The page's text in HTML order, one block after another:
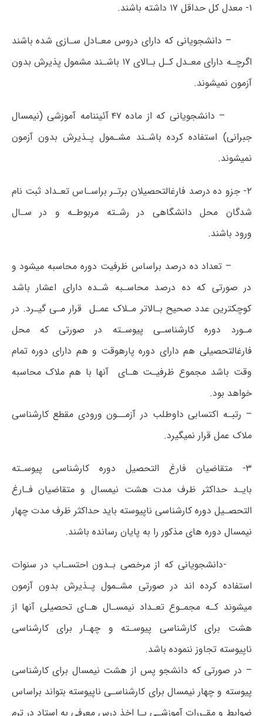
۱- معدل کل حداقل ۱۷ داشته باشند.
– دانشجویانی که دارای دروس معـادل سـازی شده باشند
اگرچـه دارای معـدل کـل بـالای ۱۷ باشـند مشمول پذیرش بدون
آزمون نمیشوند.
– دانشجویانی که از ماده ۴۷ آئیننامه آموزشی (نیمسال
جبرانی) استفاده کرده باشـند مشـمول پـذیرش بدون آزمون
نمیشوند.
۲- جزو ده درصد فارغالتحصیلان برتـر براسـاس تعـداد ثبت نام
شدگان محل دانشگاهی در رشـته مربوطـه و در سـال
ورود باشند.
– تعداد ده درصد براساس ظرفیت دوره محاسبه میشود و
در صورتی که ده درصد محاسـبه شـده دارای اعشار باشد
کوچکترین عدد صحیح بـالاتر مـلاک عمـل قرار مـی گیـرد. در
مـورد دوره کارشناسـی پیوسـته در صورتی که محل
فارغالتحصیلی هم دارای دوره پارهوقت و هم دارای دوره تمام
وقت باشد مجموع ظرفیـت هـای آنها با هم ملاک محاسبه
خواهد بود.
– رتبـه اکتسابی داوطلب در آزمــون ورودی مقطع کارشناسی
ملاک عمل قرار نمیگیرد.
۳- متقاضیان فارغ التحصیل دوره کارشناسی پیوسـته
بایـد حداکثر ظرف مدت هشت نیمسال و متقاضیان فـارغ
التحصـیل دوره کارشناسی ناپیوسته باید حداکثر ظرف مدت چهار
نیمسال دوره های مذکور را به پایان رسانده باشند.
-دانشجویانی که از مرخصی بـدون احتسـاب در سنوات
استفاده کرده اند در صورتی مشـمول پـذیرش بدون آزمون
میشوند کـه مجمـوع تعـداد نیمسـال هـای تحصیلی آنها از
هشت برای کارشناسی پیوسـته و چهـار برای کارشناسی
ناپیوسته تجاوز ننموده باشد.
– در صورتی که دانشجو پس از هشت نیمسال برای کارشناسی
پیوسته و چهار نیمسال برای کارشناسـی ناپیوسته بتواند براساس
ضوابط و مقـررات آموزشـی بـا اخذ درس معرفی به استاد در ترم